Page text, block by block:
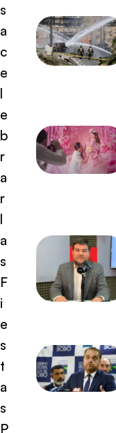
s
a
c
e
l
e
b
r
a
r
l
a
s
F
i
e
s
t
a
s
P